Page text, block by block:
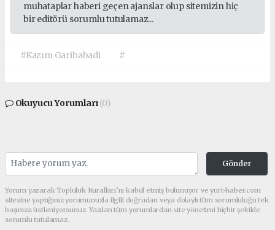
muhataplar haberi geçen ajanslar olup sitemizin hiç
bir editörü sorumlu tutulamaz...
#Kazım Garibabadi #
Okuyucu Yorumları(0)
Gönder
Yorum yazarak Topluluk Kuralları’nı kabul etmiş bulunuyor ve yurt-haber.com
sitesine yaptığınız yorumunuzla ilgili doğrudan veya dolaylı tüm sorumluluğu tek
başınıza üstleniyorsunuz. Yazılan tüm yorumlardan site yönetimi hiçbir şekilde
sorumlu tutulamaz.